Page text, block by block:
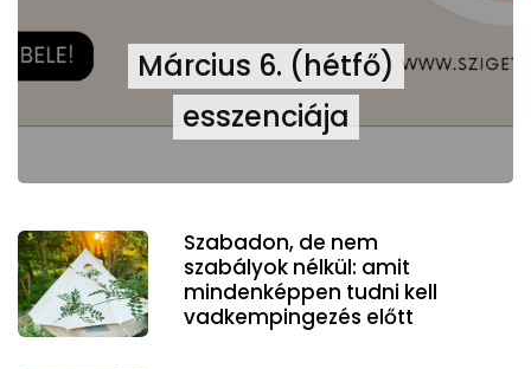
Március 6. (hétfő)
esszenciája
Szabadon, de nem
szabályok nélkül: amit
mindenképpen tudni kell
vadkempingezés előtt